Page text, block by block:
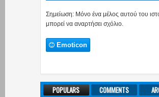
Σημείωση: Μόνο ένα μέλος αυτού του
μπορεί να αναρτήσει σχόλιο.
Emoticon
POPULARS COMMENTS